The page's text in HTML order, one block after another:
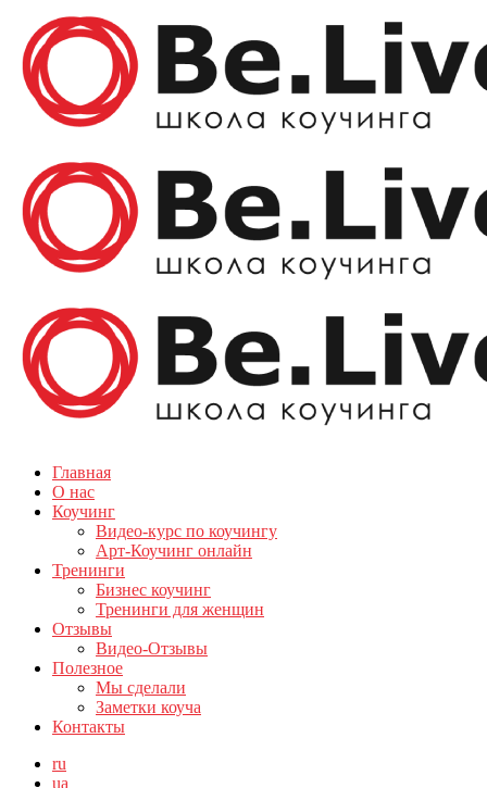
Главная
О нас
Коучинг
Видео-курс по коучингу
Арт-Коучинг онлайн
Тренинги
Бизнес коучинг
Тренинги для женщин
Отзывы
Видео-Отзывы
Полезное
Мы сделали
Заметки коуча
Контакты
ru
ua